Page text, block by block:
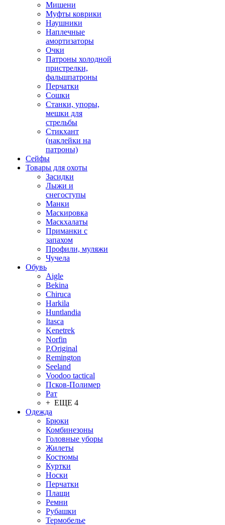
Мишени
Муфты коврики
Наушники
Наплечные
амортизаторы
Очки
Патроны холодной
пристрелки,
фальшпатроны
Перчатки
Сошки
Станки, упоры,
мешки для
стрельбы
Стикхант
(наклейки на
патроны)
Сейфы
Товары для охоты
Засидки
Лыжи и
снегоступы
Манки
Маскировка
Маскхалаты
Приманки с
запахом
Профили, муляжи
Чучела
Обувь
Aigle
Bekina
Chiruсa
Harkila
Huntlandia
Itasca
Kenetrek
Norfin
P.Original
Remington
Seeland
Voodoo tactical
Псков-Полимер
Рат
+ ЕЩЕ 4
Одежда
Брюки
Комбинезоны
Головные уборы
Жилеты
Костюмы
Куртки
Носки
Перчатки
Плащи
Ремни
Рубашки
Термобелье